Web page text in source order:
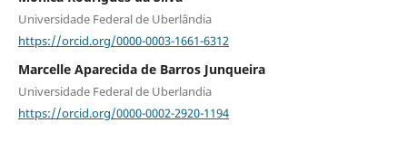
Universidade Federal de Uberlândia
https://orcid.org/0000-0003-1661-6312
Marcelle Aparecida de Barros Junqueira
Universidade Federal de Uberlandia
https://orcid.org/0000-0002-2920-1194